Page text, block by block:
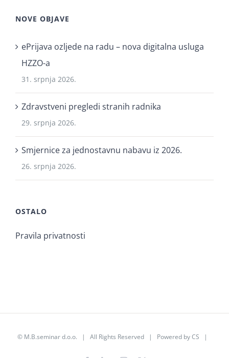
NOVE OBJAVE
ePrijava ozljede na radu – nova digitalna usluga
HZZO-a
31. srpnja 2026.
Zdravstveni pregledi stranih radnika
29. srpnja 2026.
Smjernice za jednostavnu nabavu iz 2026.
26. srpnja 2026.
OSTALO
Pravila privatnosti
© M.B.seminar d.o.o. | All Rights Reserved | Powered byCS |